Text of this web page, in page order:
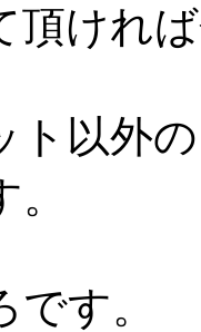
頂けれ
ト以外
す。